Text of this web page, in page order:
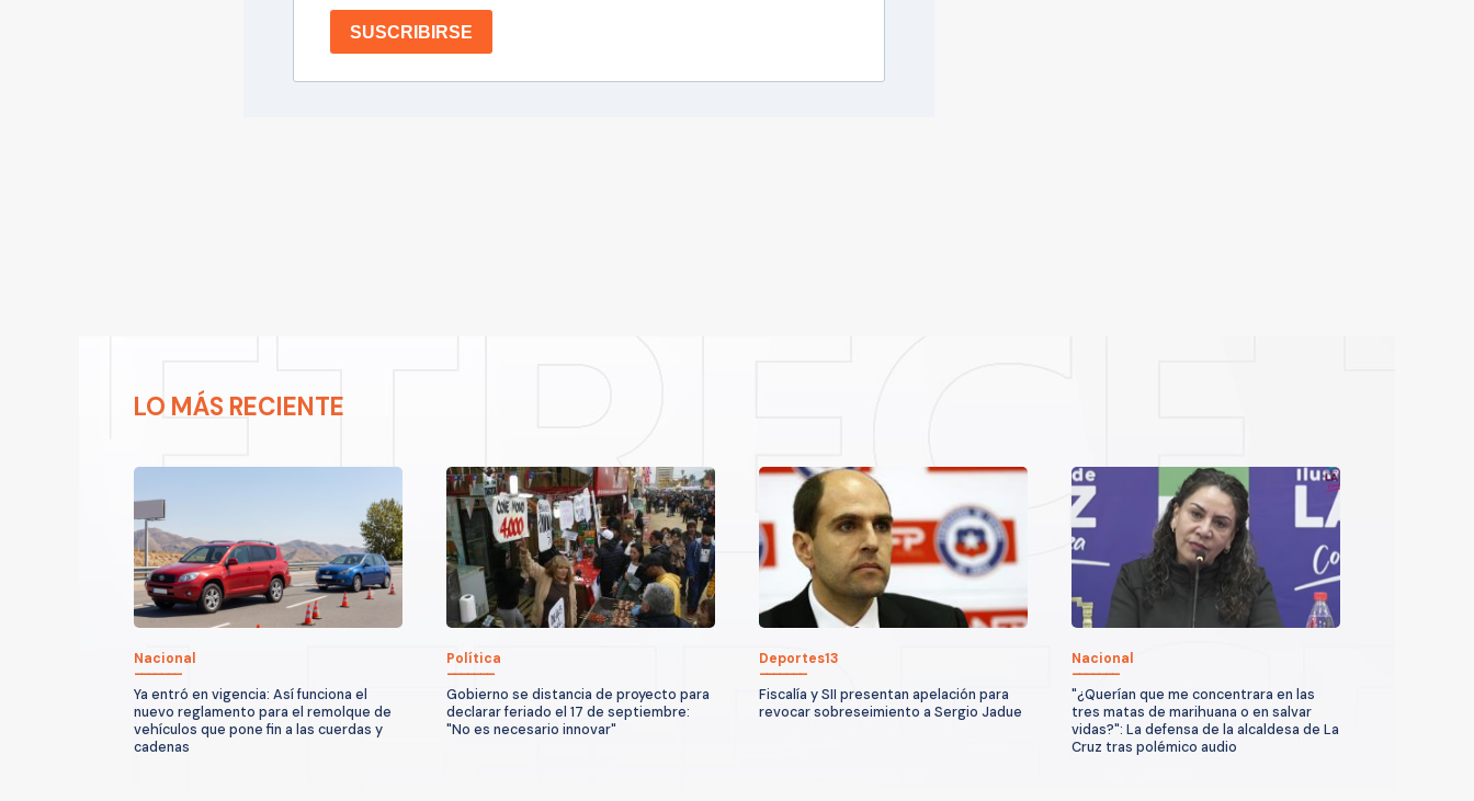
SUSCRIBIRSE
LO MÁS RECIENTE
Nacional
Ya entró en vigencia: Así funciona el
nuevo reglamento para el remolque de
vehículos que pone fin a las cuerdas y
cadenas
Política
Gobierno se distancia de proyecto para
declarar feriado el 17 de septiembre:
"No es necesario innovar"
Deportes13
Fiscalía y SII presentan apelación para
revocar sobreseimiento a Sergio Jadue
Nacional
"¿Querían que me concentrara en las
tres matas de marihuana o en salvar
vidas?": La defensa de la alcaldesa de La
Cruz tras polémico audio